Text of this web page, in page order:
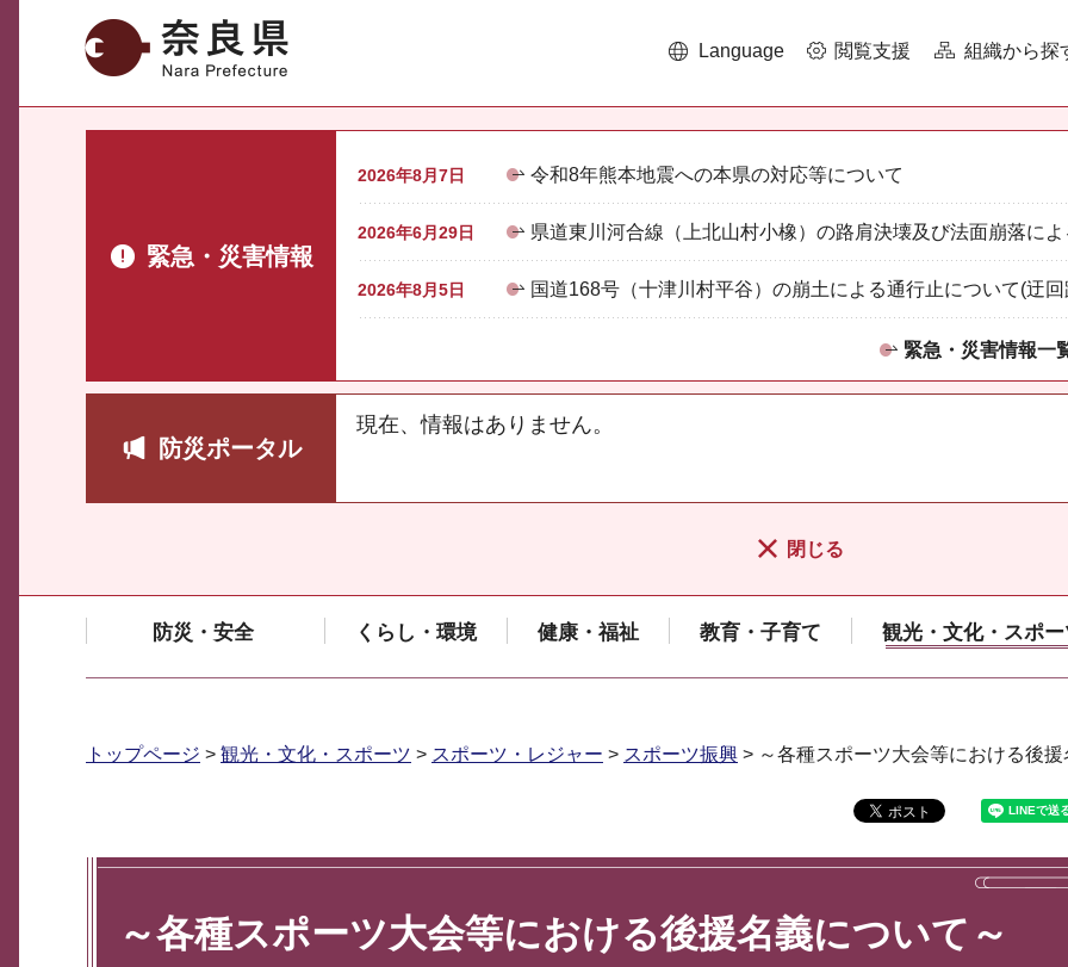
奈良県 Language 閲覧支援 組織から探
緊急・災害情報
2026年8月7日 令和8年熊本地震への本県の対応等について
2026年6月29日 県道東川河合線（上北山村小橡）の路肩決壊及び法面崩落に
2026年8月5日 国道168号（十津川村平谷）の崩土による通行止について(迂
緊急・災害情報一
防災ポータル
現在、情報はありません。
閉じる
防災・安全 くらし・環境 健康・福祉 教育・子育て 観光・文化・スポー
トップページ > 観光・文化・スポーツ > スポーツ・レジャー > スポーツ振興 > ～各種スポーツ大会等における後援
～各種スポーツ大会等における後援名義について～